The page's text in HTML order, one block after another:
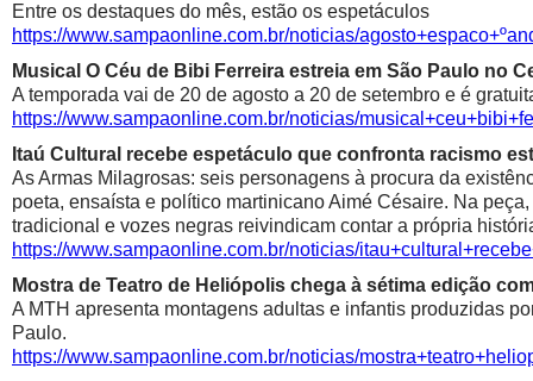
Entre os destaques do mês, estão os espetáculos
https://www.sampaonline.com.br/noticias/
Musical O Céu de Bibi Ferreira estreia em São Paulo no
A temporada vai de 20 de agosto a 20 de setembro e é
https://www.sampaonline.com.br/noticias/
Itaú Cultural recebe espetáculo que confronta racismo
As Armas Milagrosas: seis personagens à procura da
poeta, ensaísta e político martinicano Aimé Césaire. Na
tradicional e vozes negras reivindicam contar a própria
https://www.sampaonline.com.br/noticias/
Mostra de Teatro de Heliópolis chega à sétima edição
A MTH apresenta montagens adultas e infantis produzidas
Paulo.
https://www.sampaonline.com.br/noticias/